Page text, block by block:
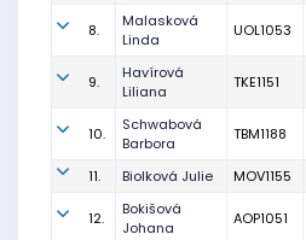
8.
Malasková
Linda
UOL1053
9.
Havírová
Liliana
TKE1151
10.
Schwabová
Barbora
TBM1188
11. Biolková Julie MOV1155
12.
Bokišová
Johana
AOP1051